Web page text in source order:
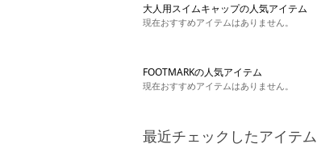
大人用スイムキャップの人気アイテム
現在おすすめアイテムはありません。
FOOTMARKの人気アイテム
現在おすすめアイテムはありません。
最近チェックしたアイテム